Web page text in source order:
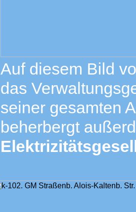
Auf diesem Bild
das
seiner gesamten
beherbergt